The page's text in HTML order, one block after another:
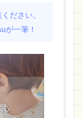
ださい。
が一筆！